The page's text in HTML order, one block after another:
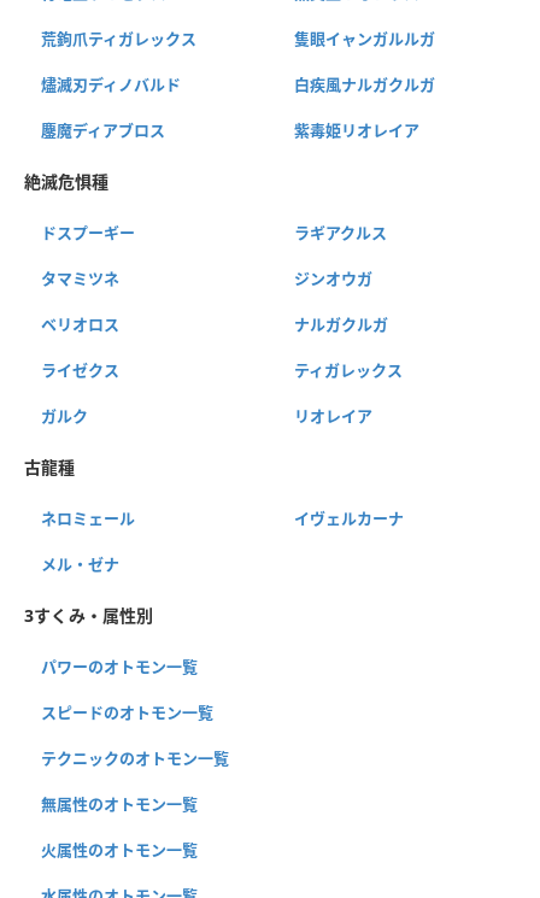
荒鉤爪ティガレックス 隻眼イャンガルルガ
燼滅刃ディノバルド 白疾風ナルガクルガ
鏖魔ディアブロス 紫毒姫リオレイア
絶滅危惧種
ドスプーギー ラギアクルス
タマミツネ ジンオウガ
ベリオロス ナルガクルガ
ライゼクス ティガレックス
ガルク リオレイア
古龍種
ネロミェール イヴェルカーナ
メル・ゼナ
3すくみ・属性別
パワーのオトモン一覧
スピードのオトモン一覧
テクニックのオトモン一覧
無属性のオトモン一覧
火属性のオトモン一覧